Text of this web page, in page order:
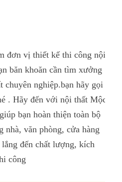
đơn vị thiết kế thi công nội
băn khoăn cần tìm xưởng
chuyên nghiệp.bạn hãy gọi
. Hãy đến với nội thất Mộc
bạn hoàn thiện toàn bộ
nhà, văn phòng, cửa hàng
đến chất lượng, kích
công